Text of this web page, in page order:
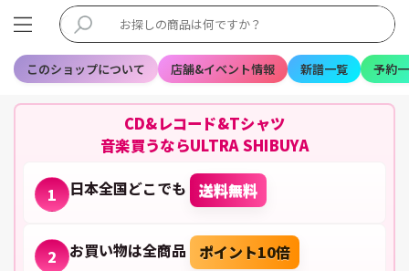
このショップについて 店舗&イベント情報 新譜一覧 予約
CD&レコード&Tシャツ
音楽買うならULTRA SHIBUYA
1 日本全国どこでも 送料無料
2 お買い物は全商品 ポイント10倍